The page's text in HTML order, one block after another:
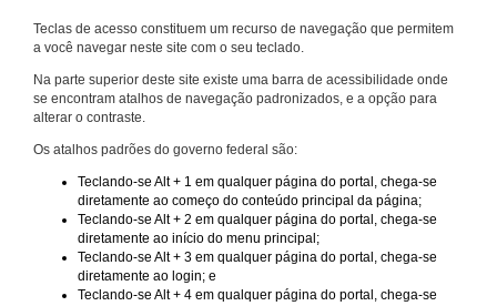
Teclas de acesso constituem um recurso de navegação que permitem
a você navegar neste site com o seu teclado.
Na parte superior deste site existe uma barra de acessibilidade onde
se encontram atalhos de navegação padronizados, e a opção para
alterar o contraste.
Os atalhos padrões do governo federal são:
Teclando-se Alt + 1 em qualquer página do portal, chega-se
diretamente ao começo do conteúdo principal da página;
Teclando-se Alt + 2 em qualquer página do portal, chega-se
diretamente ao início do menu principal;
Teclando-se Alt + 3 em qualquer página do portal, chega-se
diretamente ao login; e
Teclando-se Alt + 4 em qualquer página do portal, chega-se